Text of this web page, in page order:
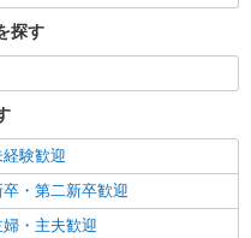
代含む)＞
探す
経験歓迎
卒・第二新卒歓迎
婦・主夫歓迎